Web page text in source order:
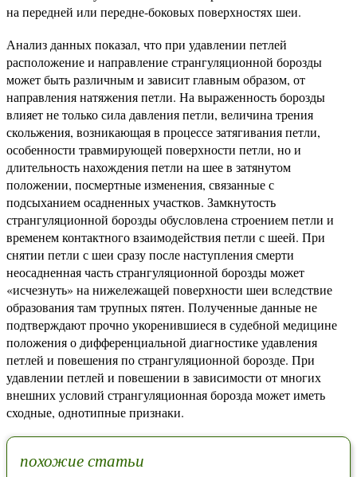
на передней или передне-боковых поверхностях шеи.
Анализ данных показал, что при удавлении петлей
расположение и направление странгуляционной борозды
может быть различным и зависит главным образом, от
направления натяжения петли. На выраженность борозды
влияет не только сила давления петли, величина трения
скольжения, возникающая в процессе затягивания петли,
особенности травмирующей поверхности петли, но и
длительность нахождения петли на шее в затянутом
положении, посмертные изменения, связанные с
подсыханием осадненных участков. Замкнутость
странгуляционной борозды обусловлена строением петли и
временем контактного взаимодействия петли с шеей. При
снятии петли с шеи сразу после наступления смерти
неосадненная часть странгуляционной борозды может
«исчезнуть» на нижележащей поверхности шеи вследствие
образования там трупных пятен. Полученные данные не
подтверждают прочно укоренившиеся в судебной медицине
положения о дифференциальной диагностике удавления
петлей и повешения по странгуляционной борозде. При
удавлении петлей и повешении в зависимости от многих
внешних условий странгуляционная борозда может иметь
сходные, однотипные признаки.
похожие статьи